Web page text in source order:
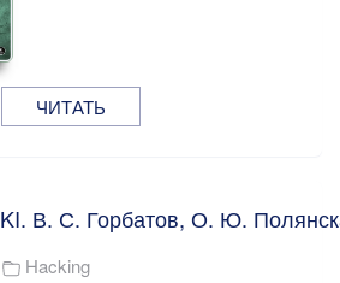
ЧИТАТЬ
В. С. Горбатов, О. Ю.
Hacking